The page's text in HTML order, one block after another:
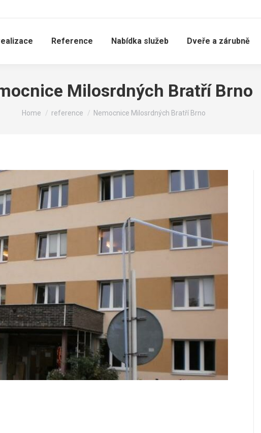
Reference Nabídka služeb Dveře a zárubně
Milosrdných Bratří Brno
You are here:
Home reference Nemocnice Milosrdných Bratří Brno